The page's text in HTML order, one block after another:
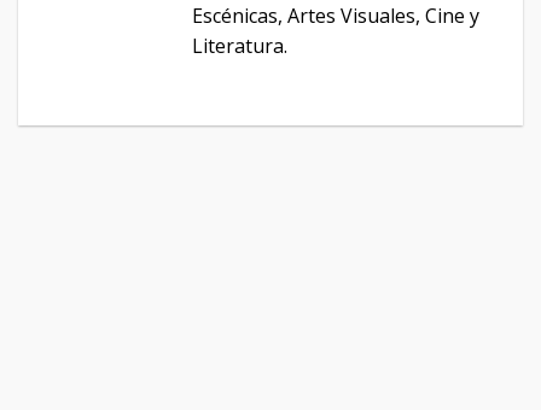
Escénicas, Artes Visuales, Cine y
Literatura.